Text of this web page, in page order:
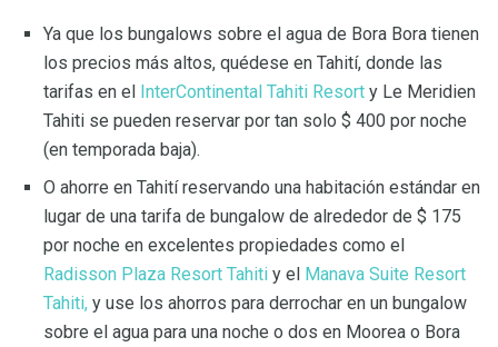
Ya que los bungalows sobre el agua de Bora Bora tienen
los precios más altos, quédese en Tahití, donde las
tarifas en el InterContinental Tahiti Resort y Le Meridien
Tahiti se pueden reservar por tan solo $ 400 por noche
(en temporada baja).
O ahorre en Tahití reservando una habitación estándar en
lugar de una tarifa de bungalow de alrededor de $ 175
por noche en excelentes propiedades como el
Radisson Plaza Resort Tahiti y el Manava Suite Resort
Tahiti, y use los ahorros para derrochar en un bungalow
sobre el agua para una noche o dos en Moorea o Bora